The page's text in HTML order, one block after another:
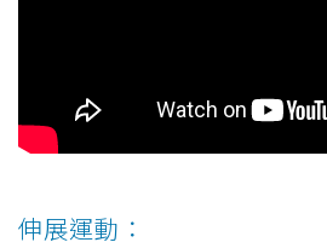
伸展運動：